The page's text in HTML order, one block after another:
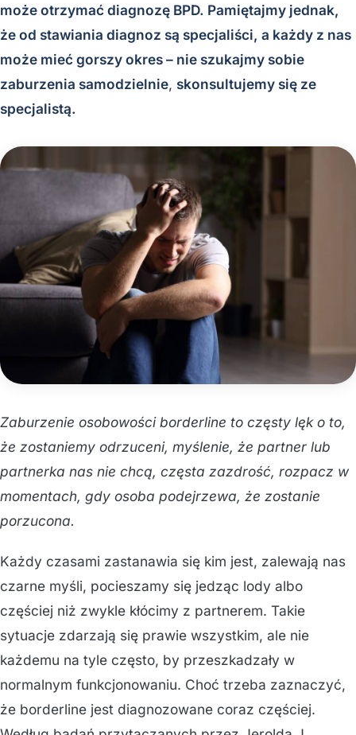
może otrzymać diagnozę BPD. Pamiętajmy jednak,
że od stawiania diagnoz są specjaliści, a każdy z nas
może mieć gorszy okres – nie szukajmy sobie
zaburzenia samodzielnie, skonsultujemy się ze
specjalistą.
Zaburzenie osobowości borderline to częsty lęk o to,
że zostaniemy odrzuceni, myślenie, że partner lub
partnerka nas nie chcą, częsta zazdrość, rozpacz w
momentach, gdy osoba podejrzewa, że zostanie
porzucona.
Każdy czasami zastanawia się kim jest, zalewają nas
czarne myśli, pocieszamy się jedząc lody albo
częściej niż zwykle kłócimy z partnerem. Takie
sytuacje zdarzają się prawie wszystkim, ale nie
każdemu na tyle często, by przeszkadzały w
normalnym funkcjonowaniu. Choć trzeba zaznaczyć,
że borderline jest diagnozowane coraz częściej.